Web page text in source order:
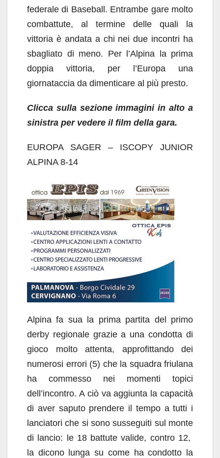
federale di Baseball. Entrambe gare molto
combattute, al termine delle quali la
vittoria è andata a chi nei due incontri ha
sbagliato di meno. Per l’Alpina la prima
doppia vittoria, per l’Europa una
giornataccia da dimenticare al più presto.
Clicca sulla sezione immagini in alto a
sinistra per vedere il film della gara.
EUROPA SAGER – ISCOPY JUNIOR
ALPINA 8-14
Alpina fa sua la prima partita del primo
derby regionale grazie a una condotta di
gioco molto attenta, approfittando dei
numerosi errori (5) che la squadra friulana
ha commesso nei momenti topici
dell’incontro. A ciò va aggiunta la capacità
di aver saputo prendere il tempo a tutti i
lanciatori che si sono susseguiti sul monte
di lancio: le 18 battute valide, contro 12,
la dicono lunga su come ha condotto la